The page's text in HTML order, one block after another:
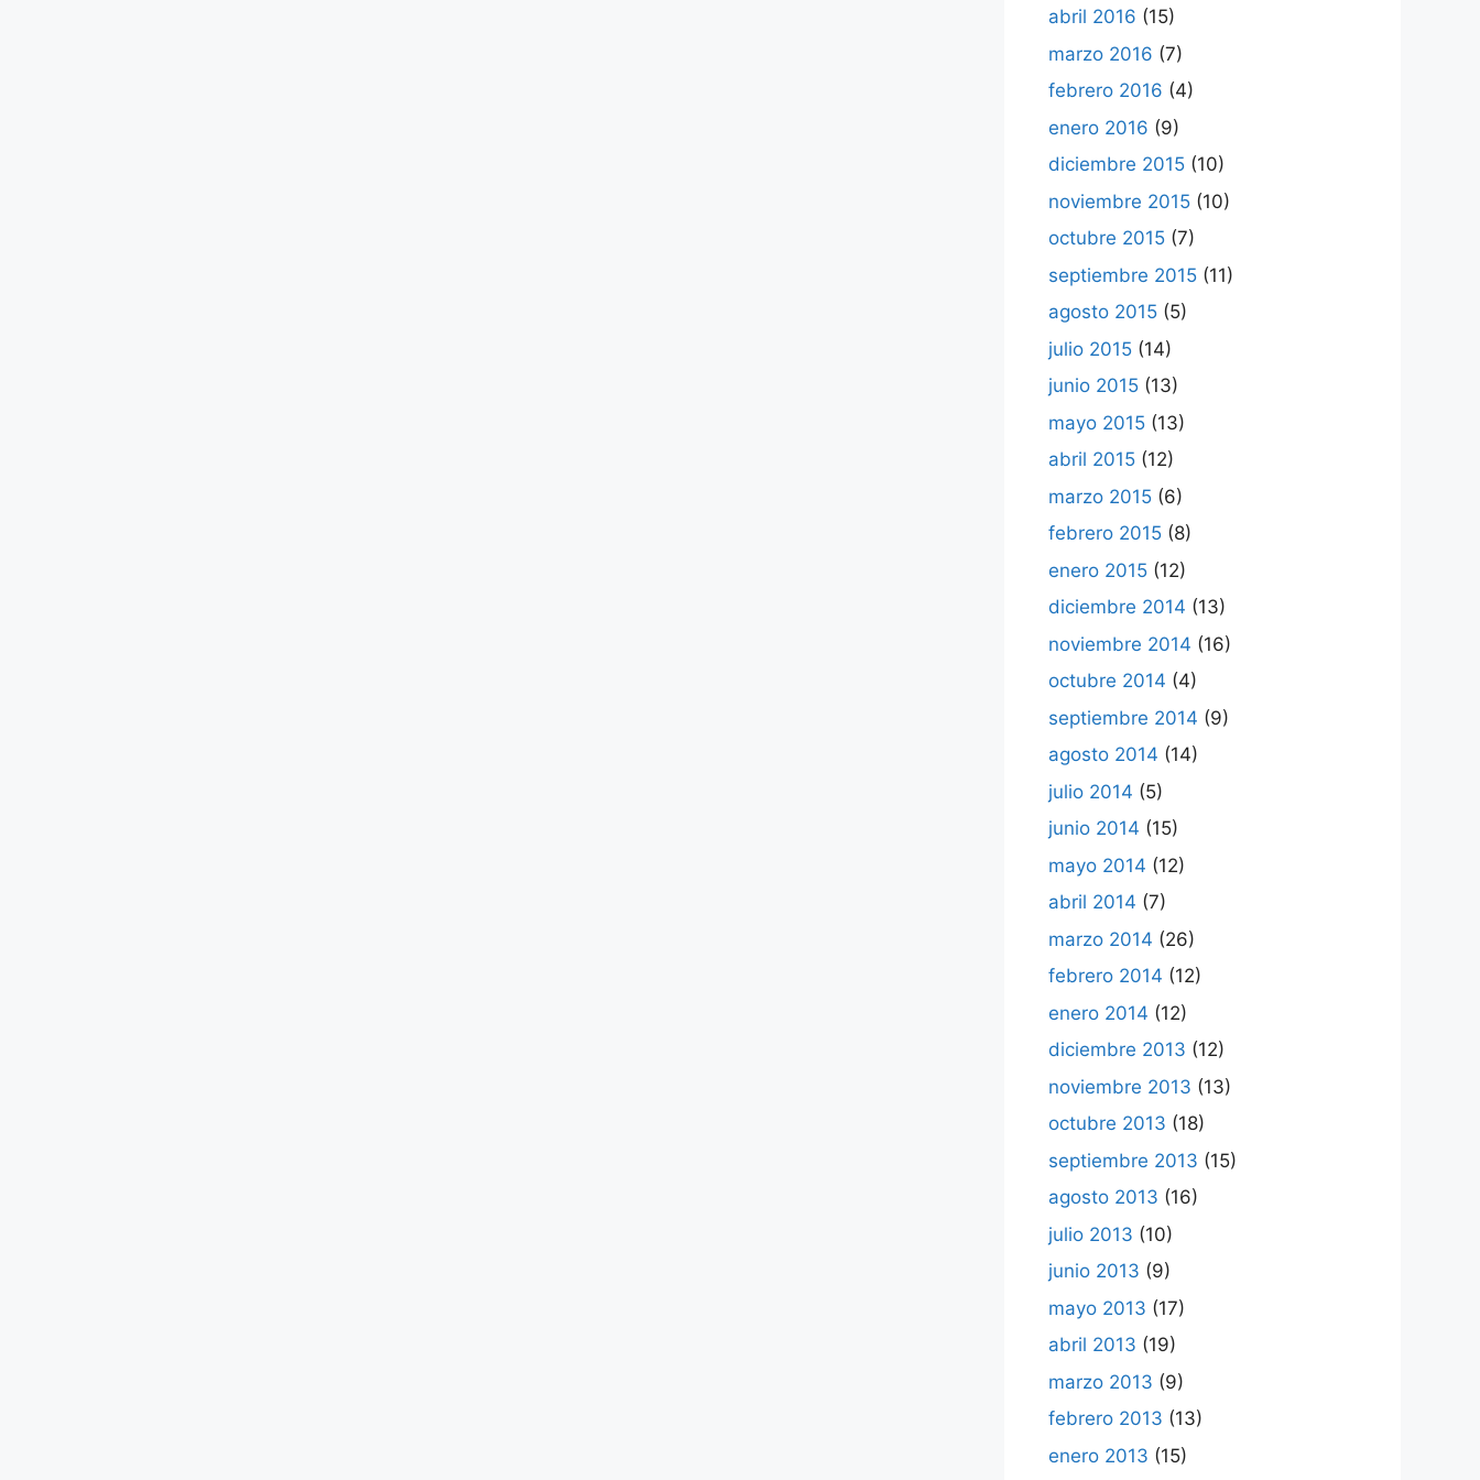
abril 2016 (15)
marzo 2016 (7)
febrero 2016 (4)
enero 2016 (9)
diciembre 2015 (10)
noviembre 2015 (10)
octubre 2015 (7)
septiembre 2015 (11)
agosto 2015 (5)
julio 2015 (14)
junio 2015 (13)
mayo 2015 (13)
abril 2015 (12)
marzo 2015 (6)
febrero 2015 (8)
enero 2015 (12)
diciembre 2014 (13)
noviembre 2014 (16)
octubre 2014 (4)
septiembre 2014 (9)
agosto 2014 (14)
julio 2014 (5)
junio 2014 (15)
mayo 2014 (12)
abril 2014 (7)
marzo 2014 (26)
febrero 2014 (12)
enero 2014 (12)
diciembre 2013 (12)
noviembre 2013 (13)
octubre 2013 (18)
septiembre 2013 (15)
agosto 2013 (16)
julio 2013 (10)
junio 2013 (9)
mayo 2013 (17)
abril 2013 (19)
marzo 2013 (9)
febrero 2013 (13)
enero 2013 (15)